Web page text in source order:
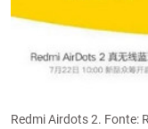
Redmi Airdots 2. Fonte: